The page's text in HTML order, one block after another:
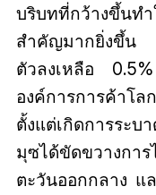
บริบทที่กว้างขึ้นทำ
สำคัญมากยิ่งขึ้น
ตัวลงเหลือ
องค์การการค้าโ
ตั้งแต่เกิดการระ
มุซได้ขัดขวางการ
ตะวันออกกลาง แ